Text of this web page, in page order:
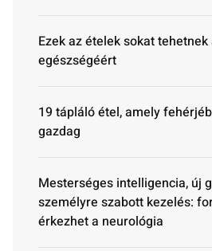
Ezek az ételek sokat
egészségéért
19 tápláló étel, amely
gazdag
Mesterséges intelligencia, új
személyre szabott kezelés:
érkezhet a neurológia